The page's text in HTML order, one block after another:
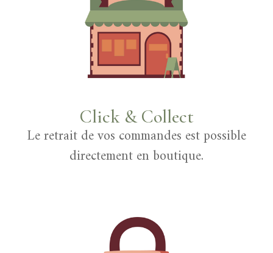
Click & Collect
Le retrait de vos commandes est possible
directement en boutique.